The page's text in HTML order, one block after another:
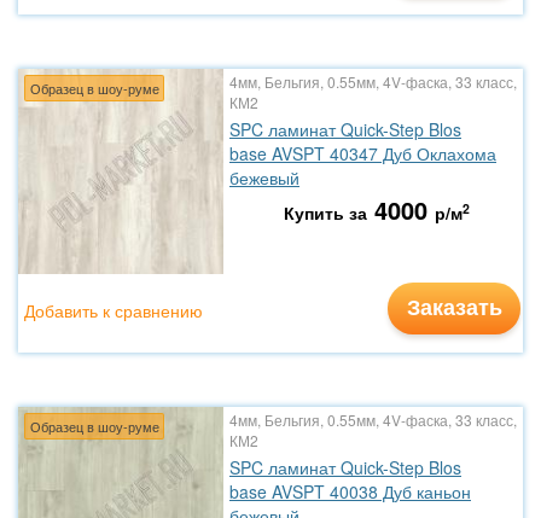
Образец в шоу-руме
4мм, Бельгия, 0.55мм, 4V-фаска, 33 класс,
КМ2
SPC ламинат Quick-Step Blos
base AVSPT 40347 Дуб Оклахома
бежевый
Купить за 4000 р/м2
Заказать
Добавить к сравнению
Образец в шоу-руме
4мм, Бельгия, 0.55мм, 4V-фаска, 33 класс,
КМ2
SPC ламинат Quick-Step Blos
base AVSPT 40038 Дуб каньон